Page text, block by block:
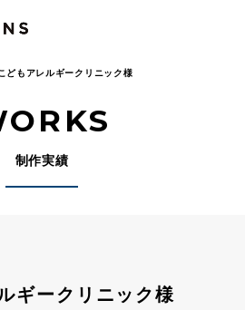
どもアレルギークリニック様
制作実績
ギークリニック様